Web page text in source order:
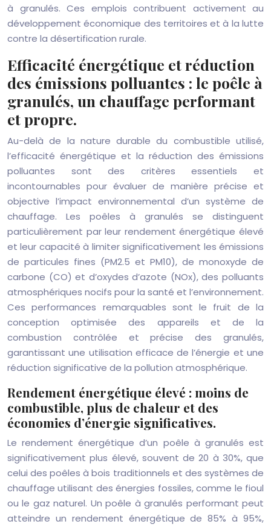
à granulés. Ces emplois contribuent activement au
développement économique des territoires et à la lutte
contre la désertification rurale.
Efficacité énergétique et réduction
des émissions polluantes : le poêle à
granulés, un chauffage performant
et propre.
Au-delà de la nature durable du combustible utilisé,
l’efficacité énergétique et la réduction des émissions
polluantes sont des critères essentiels et
incontournables pour évaluer de manière précise et
objective l’impact environnemental d’un système de
chauffage. Les poêles à granulés se distinguent
particulièrement par leur rendement énergétique élevé
et leur capacité à limiter significativement les émissions
de particules fines (PM2.5 et PM10), de monoxyde de
carbone (CO) et d’oxydes d’azote (NOx), des polluants
atmosphériques nocifs pour la santé et l’environnement.
Ces performances remarquables sont le fruit de la
conception optimisée des appareils et de la
combustion contrôlée et précise des granulés,
garantissant une utilisation efficace de l’énergie et une
réduction significative de la pollution atmosphérique.
Rendement énergétique élevé : moins de
combustible, plus de chaleur et des
économies d’énergie significatives.
Le rendement énergétique d’un poêle à granulés est
significativement plus élevé, souvent de 20 à 30%, que
celui des poêles à bois traditionnels et des systèmes de
chauffage utilisant des énergies fossiles, comme le fioul
ou le gaz naturel. Un poêle à granulés performant peut
atteindre un rendement énergétique de 85% à 95%,